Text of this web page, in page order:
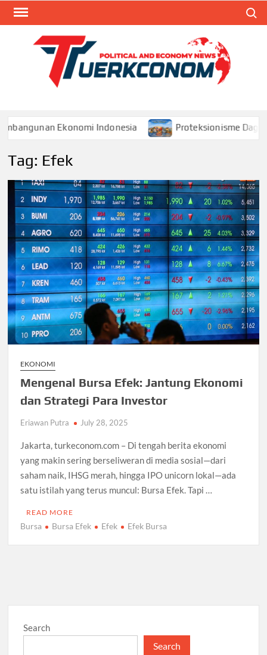
Skip
Ekonomi Indonesia Proteksionisme Dagang
Tag: Efek
EKONOMI
Mengenal Bursa Efek: Jantung Ekonomi
dan Strategi Para Investor
Eriawan Putra July 28, 2025
Jakarta, turkeconom.com – Di tengah berita ekonomi
yang makin sering berseliweran di media sosial—dari
saham naik, IHSG merah, hingga IPO unicorn lokal—ada
satu istilah yang terus muncul: Bursa Efek. Tapi …
READ MORE
Bursa Bursa Efek Efek Efek Bursa
Search
Search